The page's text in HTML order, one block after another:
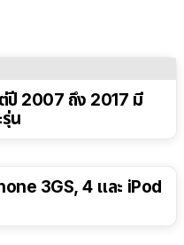
ปี 2007 ถึง 2017 มี
น
3GS, 4 และ iPod